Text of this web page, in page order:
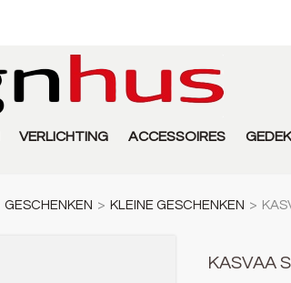
VERLICHTING ACCESSOIRES
GESCHENKEN > KLEINE GESCHENKEN >
KASVAA